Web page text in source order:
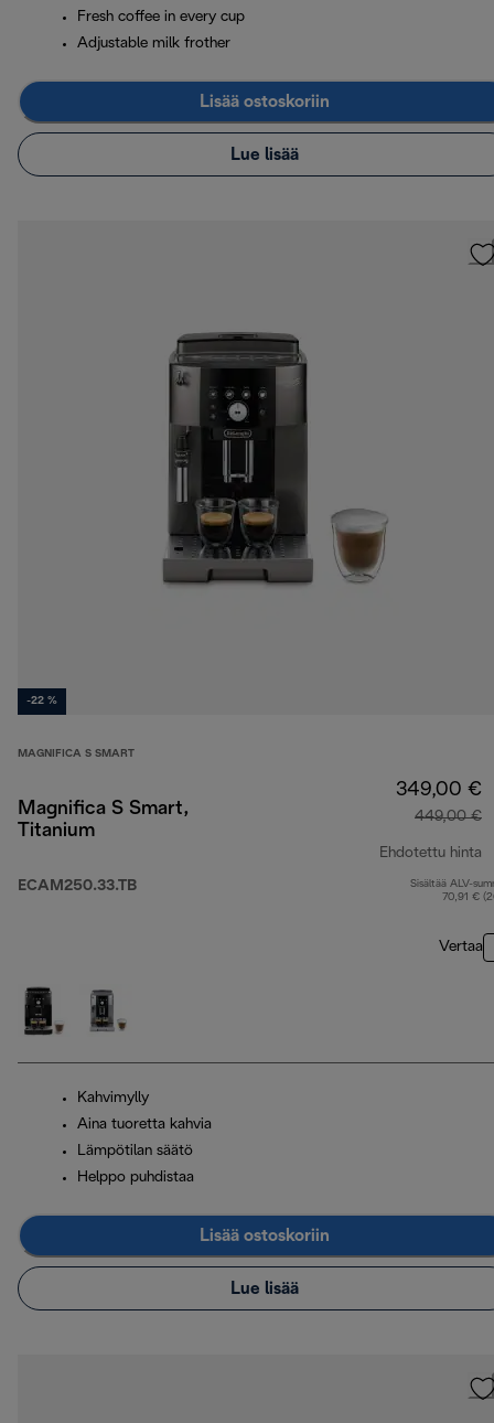
Fresh coffee in every cup
Adjustable milk frother
Lisää ostoskoriin
Lue lisää
-22 %
MAGNIFICA S SMART
Magnifica S Smart,
Titanium
ECAM250.33.TB
349,00 €
449,00 €
Ehdotettu hinta
Sisältää ALV-
70,91 €
Vertaa
Kahvimylly
Aina tuoretta kahvia
Lämpötilan säätö
Helppo puhdistaa
Lisää ostoskoriin
Lue lisää